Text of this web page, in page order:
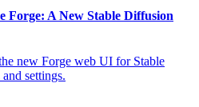
Forge: A New Stable Diffusion
new Forge web UI for Stable
settings.